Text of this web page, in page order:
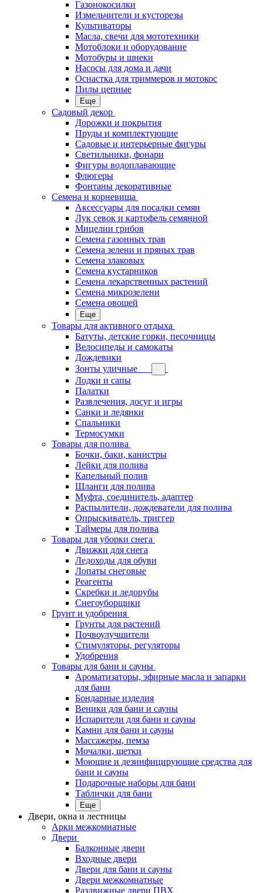
Газонокосилки
Измельчители и кусторезы
Культиваторы
Масла, свечи для мототехники
Мотоблоки и оборудование
Мотобуры и шнеки
Насосы для дома и дачи
Оснастка для триммеров и мотокос
Пилы цепные
Еще
Садовый декор
Дорожки и покрытия
Пруды и комплектующие
Садовые и интерьерные фигуры
Светильники, фонари
Фигуры водоплавающие
Флюгеры
Фонтаны декоративные
Семена и корневища
Аксессуары для посадки семян
Лук севок и картофель семянной
Мицелии грибов
Семена газонных трав
Семена зелени и пряных трав
Семена злаковых
Семена кустарников
Семена лекарственных растений
Семена микрозелени
Семена овощей
Еще
Товары для активного отдыха
Батуты, детские горки, песочницы
Велосипеды и самокаты
Дождевики
Зонты уличные
Лодки и сапы
Палатки
Развлечения, досуг и игры
Санки и ледянки
Спальники
Термосумки
Товары для полива
Бочки, баки, канистры
Лейки для полива
Капельный полив
Шланги для полива
Муфта, соединитель, адаптер
Распылители, дождеватели для полива
Опрыскиватель, триггер
Таймеры для полива
Товары для уборки снега
Движки для снега
Ледоходы для обуви
Лопаты снеговые
Реагенты
Скребки и ледорубы
Снегоуборщики
Грунт и удобрения
Грунты для растений
Почвоулучшители
Стимуляторы, регуляторы
Удобрения
Товары для бани и сауны
Ароматизаторы, эфирные масла и запарки
для бани
Бондарные изделия
Веники для бани и сауны
Испарители для бани и сауны
Камни для бани и сауны
Массажеры, пемза
Мочалки, щетки
Моющие и дезинфицирующие средства для
бани и сауны
Подарочные наборы для бани
Таблички для бани
Еще
Двери, окна и лестницы
Арки межкомнатные
Двери
Балконные двери
Входные двери
Двери для бани и сауны
Двери межкомнатные
Раздвижные двери ПВХ